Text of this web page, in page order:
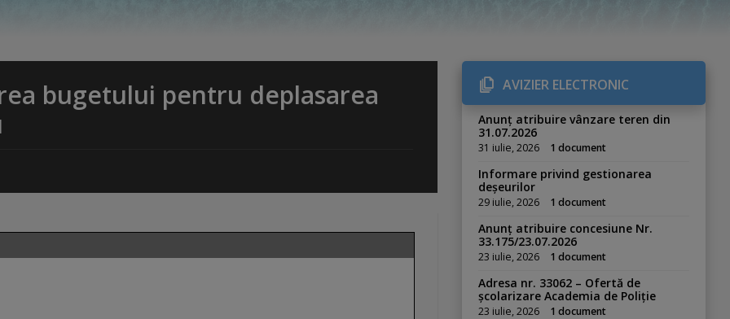
bugetului pentru deplasarea
AVIZIER ELECTRONIC
Anunț atribuire vânzare teren din
31.07.2026
31 iulie, 2026 1 document
Informare privind gestionarea
deșeurilor
29 iulie, 2026 1 document
Anunț atribuire concesiune Nr.
33.175/23.07.2026
23 iulie, 2026 1 document
Adresa nr. 33062 – Ofertă de
școlarizare Academia de Poliție
23 iulie, 2026 1 document